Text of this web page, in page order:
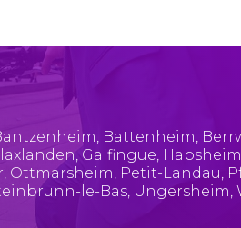
, Battenheim,
, Galfingue, Habsheim
, Ottmarsheim, Petit-Landau,
le-Bas, Ungersheim,